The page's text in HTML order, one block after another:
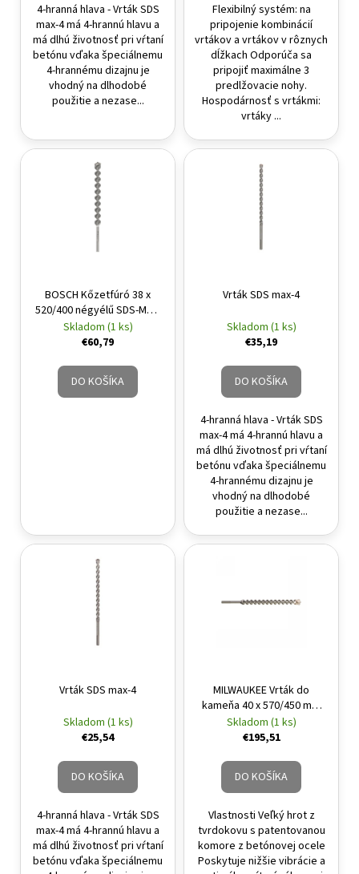
4-hranná hlava - Vrták SDS
max-4 má 4-hrannú hlavu a
má dlhú životnosť pri vŕtaní
betónu vďaka špeciálnemu
4-hrannému dizajnu je
vhodný na dlhodobé
použitie a nezase...
Flexibilný systém: na
pripojenie kombinácií
vrtákov a vrtákov v rôznych
dĺžkach Odporúča sa
pripojiť maximálne 3
predlžovacie nohy.
Hospodárnosť s vrtákmi:
vrtáky ...
BOSCH Kőzetfúró 38 x
520/400 négyélű SDS-Max-
4
Skladom (1 ks)
€60,79
DO KOŠÍKA
Vrták SDS max-4
Skladom (1 ks)
€35,19
DO KOŠÍKA
4-hranná hlava - Vrták SDS
max-4 má 4-hrannú hlavu a
má dlhú životnosť pri vŕtaní
betónu vďaka špeciálnemu
4-hrannému dizajnu je
vhodný na dlhodobé
použitie a nezase...
Vrták SDS max-4
Skladom (1 ks)
€25,54
DO KOŠÍKA
4-hranná hlava - Vrták SDS
max-4 má 4-hrannú hlavu a
má dlhú životnosť pri vŕtaní
betónu vďaka špeciálnemu
MILWAUKEE Vrták do
kameňa 40 x 570/450 mm
štvorbritý SDS-Max
Skladom (1 ks)
€195,51
DO KOŠÍKA
Vlastnosti Veľký hrot z
tvrdokovu s patentovanou
komore z betónovej ocele
Poskytuje nižšie vibrácie a